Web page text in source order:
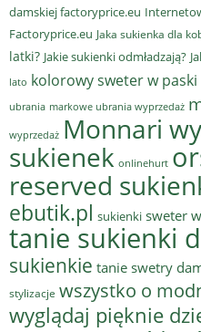
damskiej factoryprice.eu
Factoryprice.eu Jaka sukienka dla
latki? Jakie sukienki odmładzają?
lato kolorowy sweter w paski
ubrania markowe ubrania wyprzedaż
wyprzedaż Monnari
sukienek onlinehurt
reserved
ebutik.pl sukienki sweter
tanie sukienki
sukienkie tanie swetry
stylizacje wszystko o
wyglądaj pięknie